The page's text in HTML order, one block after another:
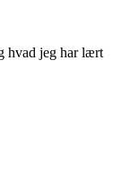
hvad jeg har lært